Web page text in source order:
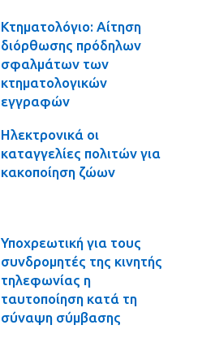
Κτηματολόγιο: Αίτηση
διόρθωσης πρόδηλων
σφαλμάτων των
κτηματολογικών
εγγραφών
Ηλεκτρονικά οι
καταγγελίες πολιτών για
κακοποίηση ζώων
Υποχρεωτική για τους
συνδρομητές της κινητής
τηλεφωνίας η
ταυτοποίηση κατά τη
σύναψη σύμβασης